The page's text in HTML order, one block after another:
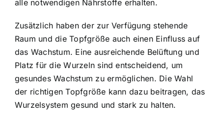
alle notwendigen Nährstoffe erhalten.
Zusätzlich haben der zur Verfügung stehende
Raum und die Topfgröße auch einen Einfluss auf
das Wachstum. Eine ausreichende Belüftung und
Platz für die Wurzeln sind entscheidend, um
gesundes Wachstum zu ermöglichen. Die Wahl
der richtigen Topfgröße kann dazu beitragen, das
Wurzelsystem gesund und stark zu halten.